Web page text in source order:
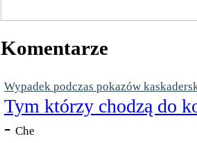
Komentarze
Wypadek podczas pokazów
Tym którzy chodzą do
- Che